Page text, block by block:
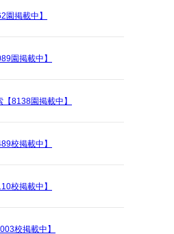
園掲載中】
園掲載中】
8138園掲載中】
校掲載中】
校掲載中】
校掲載中】